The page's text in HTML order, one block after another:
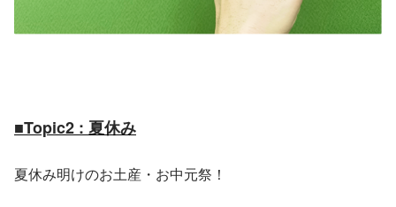
■Topic2 : 夏休み
夏休み明けのお土産・お中元祭！